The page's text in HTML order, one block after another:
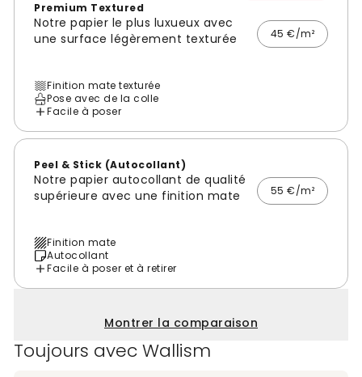
Premium Textured
Notre papier le plus luxueux avec
une surface légèrement texturée
45 €/m²
Finition mate texturée
Pose avec de la colle
Facile à poser
Peel & Stick (Autocollant)
Notre papier autocollant de qualité
supérieure avec une finition mate
55 €/m²
Finition mate
Autocollant
Facile à poser et à retirer
Montrer la comparaison
Toujours avec Wallism